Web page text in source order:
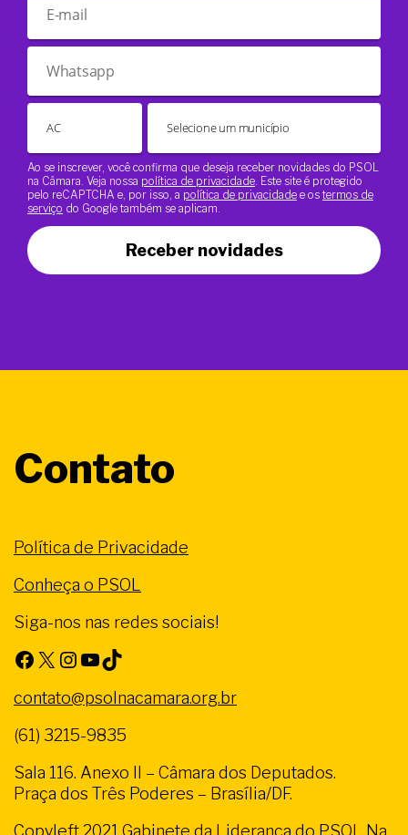
Ao se inscrever, você confirma que deseja receber novidades do PSOL
na Câmara. Veja nossa política de privacidade . Este site é protegido
pelo reCAPTCHA e, por isso, a política de privacidade e os termos de
serviço do Google também se aplicam.
Receber novidades
Contato
Política de Privacidade
Conheça o PSOL
Siga-nos nas redes sociais!
Facebook X Instagram Youtube TikTok
contato@psolnacamara.org.br
(61) 3215-9835
Sala 116. Anexo II – Câmara dos Deputados.
Praça dos Três Poderes – Brasília/DF.
Copyleft 2021 Gabinete da Liderança do PSOL Na